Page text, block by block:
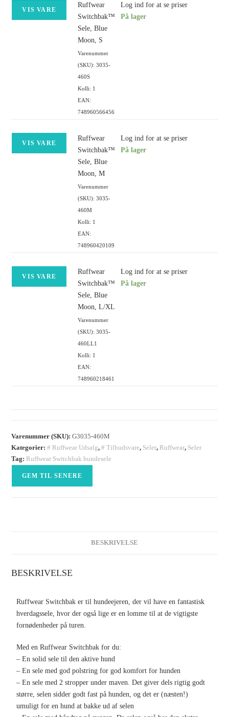
VIS VARE
Ruffwear
Switchbak™
Sele, Blue
Moon, S
Varenummer
(SKU): 3035-
460S
Kolli: 1
EAN:
748960566456
Log ind for at se priser
På lager
VIS VARE
Ruffwear
Switchbak™
Sele, Blue
Moon, M
Varenummer
(SKU): 3035-
460M
Kolli: 1
EAN:
748960420109
Log ind for at se priser
På lager
VIS VARE
Ruffwear
Switchbak™
Sele, Blue
Moon, L/XL
Varenummer
(SKU): 3035-
460LL1
Kolli: 1
EAN:
748960218461
Log ind for at se priser
På lager
Varenummer (SKU):G3035-460M
Kategorier:# Ruffwear Udsalg,# Tilbudsvare, Seler, Ruffwear, Seler
Tag: Ruffwear Switchbak hundesele
GEM TIL SENERE
BESKRIVELSE
BESKRIVELSE
Ruffwear Switchbak er til hundeejeren, der vil have en fantastisk
hverdagssele, hvor der også lige er en lomme til at de vigtigste
fornødenheder på turen.
Med en Ruffwear Switchbak for du:
– En solid sele til den aktive hund
– En sele med god polstring for god komfort for hunden
– En sele med 2 stropper under maven. Det giver dels rigtig godt
større, selen sidder godt fast på hunden, og det er (næsten!)
umuligt for en hund at bakke ud af selen